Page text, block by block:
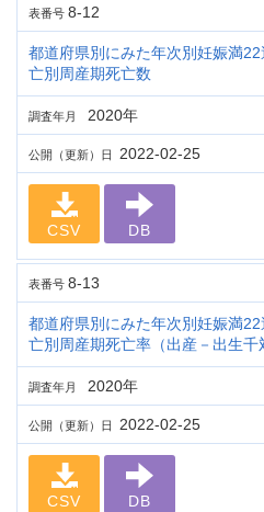
表番号 8-12
都道府県別にみた年次別妊娠満
亡別周産期死亡数
調査年月 2020年
公開（更新）日 2022-02-25
CSV DB
表番号 8-13
都道府県別にみた年次別妊娠満
亡別周産期死亡率（出産－出生千
調査年月 2020年
公開（更新）日 2022-02-25
CSV DB